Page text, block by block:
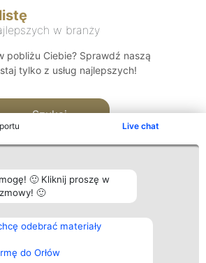
Live chat
🙂 Kliknij proszę w
🙂
odebrać materiały
do Orłów
w branży
pobliżu Ciebie? Sprawdź naszą
tylko z usług najlepszych!
Szukaj
Plebiscyt
Laureaci
wszystkich
Laureatów
Kontakt
Kontakt